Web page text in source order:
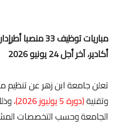
مباريات توظيف 33
أكادير، آخر أجل 24 يونيو 2026
تعلن جامعة ابن زهر عن تنظيم
وتقنية(دورة 5 يوليوز 2026)،
الجامعة وحسب التخصصات